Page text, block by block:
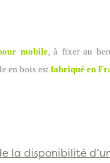
mobile,à fixer au
en bois est fabriqué en
la disponibilité